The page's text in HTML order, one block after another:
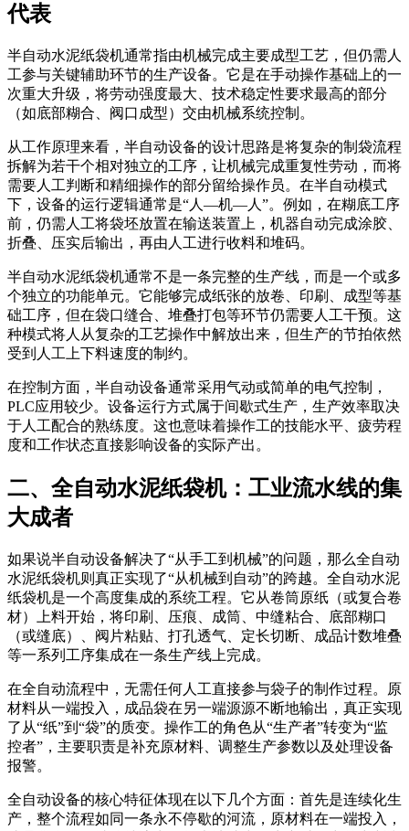
代表
半自动水泥纸袋机通常指由机械完成主要成型工艺，但仍需人
工参与关键辅助环节的生产设备。它是在手动操作基础上的一
次重大升级，将劳动强度最大、技术稳定性要求最高的部分
（如底部糊合、阀口成型）交由机械系统控制。
从工作原理来看，半自动设备的设计思路是将复杂的制袋流程
拆解为若干个相对独立的工序，让机械完成重复性劳动，而将
需要人工判断和精细操作的部分留给操作员。在半自动模式
下，设备的运行逻辑通常是“人—机—人”。例如，在糊底工序
前，仍需人工将袋坯放置在输送装置上，机器自动完成涂胶、
折叠、压实后输出，再由人工进行收料和堆码。
半自动水泥纸袋机通常不是一条完整的生产线，而是一个或多
个独立的功能单元。它能够完成纸张的放卷、印刷、成型等基
础工序，但在袋口缝合、堆叠打包等环节仍需要人工干预。这
种模式将人从复杂的工艺操作中解放出来，但生产的节拍依然
受到人工上下料速度的制约。
在控制方面，半自动设备通常采用气动或简单的电气控制，
PLC应用较少。设备运行方式属于间歇式生产，生产效率取决
于人工配合的熟练度。这也意味着操作工的技能水平、疲劳程
度和工作状态直接影响设备的实际产出。
二、全自动水泥纸袋机：工业流水线的集
大成者
如果说半自动设备解决了“从手工到机械”的问题，那么全自动
水泥纸袋机则真正实现了“从机械到自动”的跨越。全自动水泥
纸袋机是一个高度集成的系统工程。它从卷筒原纸（或复合卷
材）上料开始，将印刷、压痕、成筒、中缝粘合、底部糊口
（或缝底）、阀片粘贴、打孔透气、定长切断、成品计数堆叠
等一系列工序集成在一条生产线上完成。
在全自动流程中，无需任何人工直接参与袋子的制作过程。原
材料从一端投入，成品袋在另一端源源不断地输出，真正实现
了从“纸”到“袋”的质变。操作工的角色从“生产者”转变为“监
控者”，主要职责是补充原材料、调整生产参数以及处理设备
报警。
全自动设备的核心特征体现在以下几个方面：首先是连续化生
产，整个流程如同一条永不停歇的河流，原材料在一端投入，